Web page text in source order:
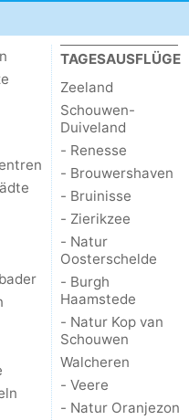
TAGESAUSFLÜGE
Zeeland
Schouwen-
Duiveland
- Renesse
- Brouwershaven
- Bruinisse
- Zierikzee
- Natur
Oosterschelde
- Burgh
Haamstede
- Natur Kop van
Schouwen
Walcheren
- Veere
- Natur Oranjezon